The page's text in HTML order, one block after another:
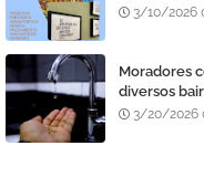
3/10/2026
Moradores
diversos
3/20/2026